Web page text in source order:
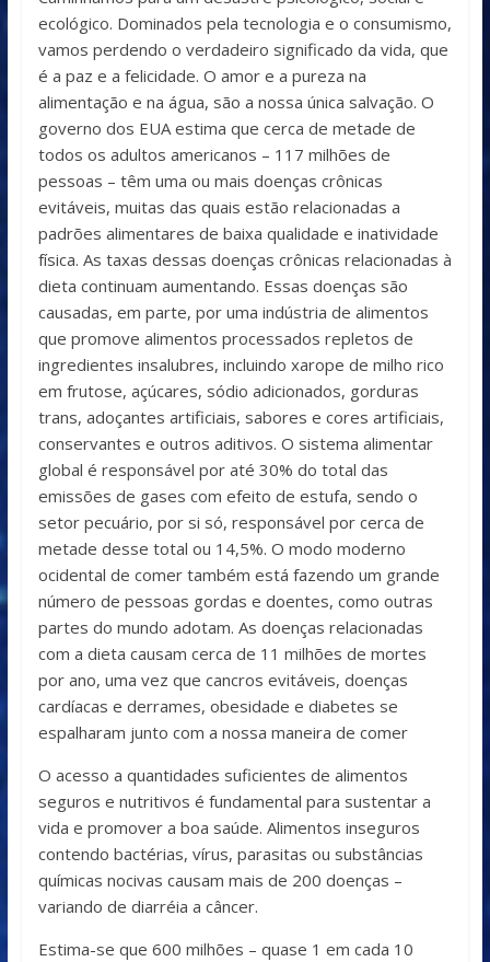
ecológico. Dominados pela tecnologia e o consumismo,
vamos perdendo o verdadeiro significado da vida, que
é a paz e a felicidade. O amor e a pureza na
alimentação e na água, são a nossa única salvação. O
governo dos EUA estima que cerca de metade de
todos os adultos americanos – 117 milhões de
pessoas – têm uma ou mais doenças crônicas
evitáveis, muitas das quais estão relacionadas a
padrões alimentares de baixa qualidade e inatividade
física. As taxas dessas doenças crônicas relacionadas à
dieta continuam aumentando. Essas doenças são
causadas, em parte, por uma indústria de alimentos
que promove alimentos processados repletos de
ingredientes insalubres, incluindo xarope de milho rico
em frutose, açúcares, sódio adicionados, gorduras
trans, adoçantes artificiais, sabores e cores artificiais,
conservantes e outros aditivos. O sistema alimentar
global é responsável por até 30% do total das
emissões de gases com efeito de estufa, sendo o
setor pecuário, por si só, responsável por cerca de
metade desse total ou 14,5%. O modo moderno
ocidental de comer também está fazendo um grande
número de pessoas gordas e doentes, como outras
partes do mundo adotam. As doenças relacionadas
com a dieta causam cerca de 11 milhões de mortes
por ano, uma vez que cancros evitáveis, doenças
cardíacas e derrames, obesidade e diabetes se
espalharam junto com a nossa maneira de comer
O acesso a quantidades suficientes de alimentos
seguros e nutritivos é fundamental para sustentar a
vida e promover a boa saúde. Alimentos inseguros
contendo bactérias, vírus, parasitas ou substâncias
químicas nocivas causam mais de 200 doenças –
variando de diarréia a câncer.
Estima-se que 600 milhões – quase 1 em cada 10